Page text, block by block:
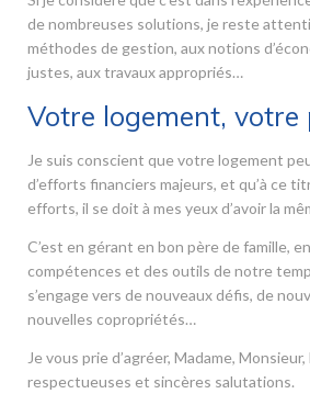
de nombreuses solutions, je reste
méthodes de gestion, aux notions
justes, aux travaux appropriés…
Votre logement,
Je suis conscient que votre logement
d’efforts financiers majeurs, et qu’à ce
efforts, il se doit à mes yeux d’avoir la
C’est en gérant en bon père de famille,
compétences et des outils de notre
s’engage vers de nouveaux défis, de
nouvelles copropriétés…
Je vous prie d’agréer, Madame,
respectueuses et sincères salutations.